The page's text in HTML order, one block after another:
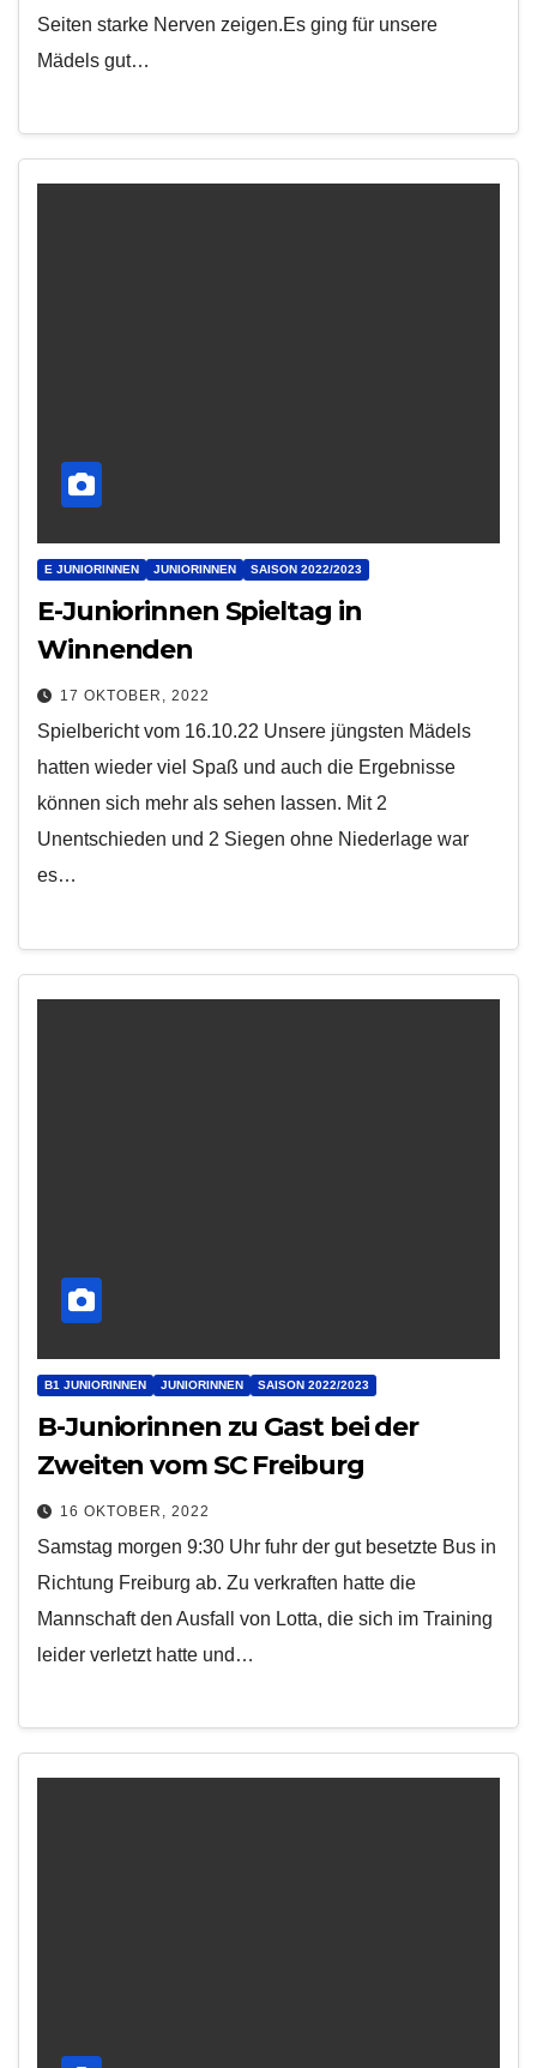
Seiten starke Nerven zeigen.Es ging für unsere
Mädels gut…
E JUNIORINNEN JUNIORINNEN SAISON 2022/2023
E-Juniorinnen Spieltag in
Winnenden
17 OKTOBER, 2022
Spielbericht vom 16.10.22 Unsere jüngsten Mädels
hatten wieder viel Spaß und auch die Ergebnisse
können sich mehr als sehen lassen. Mit 2
Unentschieden und 2 Siegen ohne Niederlage war
es…
B1 JUNIORINNEN JUNIORINNEN SAISON 2022/2023
B-Juniorinnen zu Gast bei der
Zweiten vom SC Freiburg
16 OKTOBER, 2022
Samstag morgen 9:30 Uhr fuhr der gut besetzte Bus in
Richtung Freiburg ab. Zu verkraften hatte die
Mannschaft den Ausfall von Lotta, die sich im Training
leider verletzt hatte und…